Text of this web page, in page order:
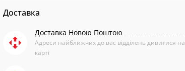
Доставка
Доставка Новою Поштою
Адреси найближчих до вас відділень дивитися на
карті